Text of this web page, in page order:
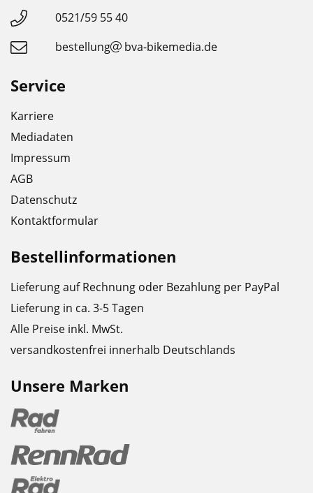
0521/59 55 40
bestellung
bva-bikemedia.de
Service
Karriere
Mediadaten
Impressum
AGB
Datenschutz
Kontaktformular
Bestellinformationen
Lieferung auf Rechnung oder Bezahlung per PayPal
Lieferung in ca. 3-5 Tagen
Alle Preise inkl. MwSt.
versandkostenfrei innerhalb Deutschlands
Unsere Marken